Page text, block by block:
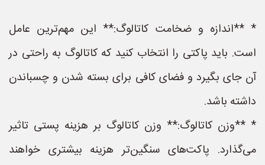
* **اندازه و ضخامت کاتالوگ:** این مهم‌ترین عامل
است. باید پاکتی را انتخاب کنید که کاتالوگ به راحتی در
آن جای بگیرد و فضای کافی برای بسته شدن و چسباندن
داشته باشد.
* **وزن کاتالوگ:** وزن کاتالوگ بر هزینه پستی تاثیر
می‌گذارد. پاکت‌های سنگین‌تر هزینه بیشتری خواهند